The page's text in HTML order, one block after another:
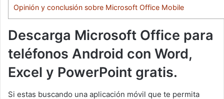
Opinión y conclusión sobre Microsoft Office Mobile
Descarga Microsoft Office para
teléfonos Android con Word,
Excel y PowerPoint gratis.
Si estas buscando una aplicación móvil que te permita